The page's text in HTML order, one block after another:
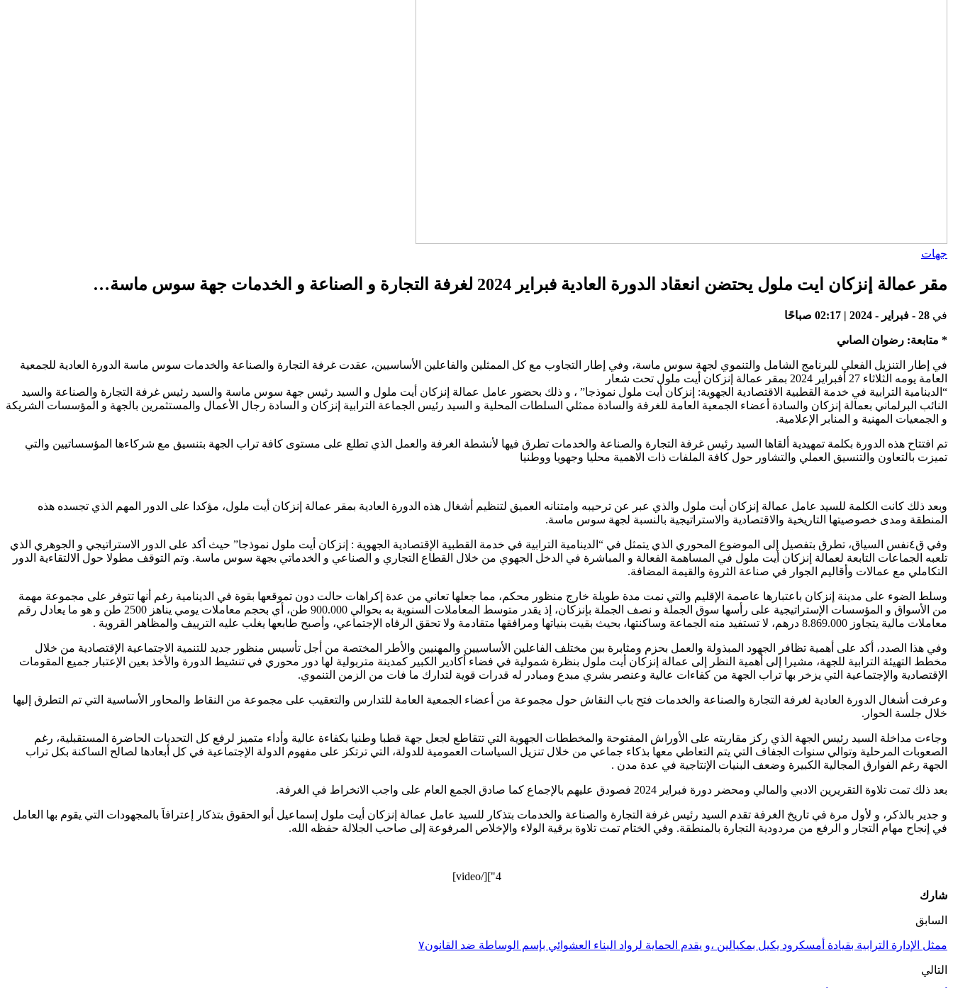
جهات
مقر عمالة إنزكان ايت ملول يحتضن انعقاد الدورة العادية فبراير 2024 لغرفة التجارة و الصناعة و الخدمات جهة سوس ماسة…
في 28 - فبراير - 2024 | 02:17 صباحًا
* متابعة: رضوان الصاىي
في إطار التنزيل الفعلي للبرنامج الشامل والتنموي لجهة سوس ماسة، وفي إطار التجاوب مع كل الممثلين والفاعلين الأساسيين، عقدت غرفة التجارة والصناعة والخدمات سوس ماسة الدورة العادية للجمعية
العامة يومه الثلاثاء 27 أفبراير 2024 بمقر عمالة إنزكان أيت ملول تحت شعار
“الدينامية الترابية في خدمة القطبية الاقتصادية الجهوية: إنزكان أيت ملول نموذجا” ، و ذلك بحضور عامل عمالة إنزكان أيت ملول و السيد رئيس جهة سوس ماسة والسيد رئيس غرفة التجارة والصناعة والسيد
النائب البرلماني بعمالة إنزكان والسادة أعضاء الجمعية العامة للغرفة والسادة ممثلي السلطات المحلية و السيد رئيس الجماعة الترابية إنزكان و السادة رجال الأعمال والمستثمرين بالجهة و المؤسسات الشريكة
و الجمعيات المهنية و المنابر الإعلامية.
تم افتتاح هذه الدورة بكلمة تمهيدية ألقاها السيد رئيس غرفة التجارة والصناعة والخدمات تطرق فيها لأنشطة الغرفة والعمل الذي تطلع على مستوى كافة تراب الجهة بتنسيق مع شركاءها المؤسساتيين والتي
تميزت بالتعاون والتنسيق العملي والتشاور حول كافة الملفات ذات الاهمية محليا وجهويا ووطنيا
وبعد ذلك كانت الكلمة للسيد عامل عمالة إنزكان أيت ملول والذي عبر عن ترحيبه وامتنانه العميق لتنظيم أشغال هذه الدورة العادية بمقر عمالة إنزكان أيت ملول، مؤكدا على الدور المهم الذي تجسده هذه
المنطقة ومدى خصوصيتها التاريخية والاقتصادية والاستراتيجية بالنسبة لجهة سوس ماسة.
وفي ق٤نفس السياق، تطرق بتفصيل إلى الموضوع المحوري الذي يتمثل في “الدينامية الترابية في خدمة القطبية الإقتصادية الجهوية : إنزكان أيت ملول نموذجا” حيث أكد على الدور الاستراتيجي و الجوهري الذي
تلعبه الجماعات التابعة لعمالة إنزكان أيت ملول في المساهمة الفعالة و المباشرة في الدخل الجهوي من خلال القطاع التجاري و الصناعي و الخدماتي بجهة سوس ماسة. وتم التوقف مطولا حول الالتقاءية الدور
التكاملي مع عمالات وأقاليم الجوار في صناعة الثروة والقيمة المضافة.
وسلط الضوء على مدينة إنزكان باعتبارها عاصمة الإقليم والتي نمت مدة طويلة خارج منظور محكم، مما جعلها تعاني من عدة إكراهات حالت دون تموقعها بقوة في الدينامية رغم أنها تتوفر على مجموعة مهمة
من الأسواق و المؤسسات الإستراتيجية على رأسها سوق الجملة و نصف الجملة بإنزكان، إذ يقدر متوسط المعاملات السنوية به بحوالي 900.000 طن، أي بحجم معاملات يومي يناهز 2500 طن و هو ما يعادل رقم
معاملات مالية يتجاوز 8.869.000 درهم، لا تستفيد منه الجماعة وساكنتها، بحيث بقيت بنياتها ومرافقها متقادمة ولا تحقق الرفاه الإجتماعي، وأصبح طابعها يغلب عليه الترييف والمظاهر القروية .
وفي هذا الصدد، أكد على أهمية تظافر الجهود المبذولة والعمل بحزم ومثابرة بين مختلف الفاعلين الأساسيين والمهنيين والأطر المختصة من أجل تأسيس منظور جديد للتنمية الاجتماعية الإقتصادية من خلال
مخطط التهيئة الترابية للجهة، مشيرا إلى أهمية النظر إلى عمالة إنزكان أيت ملول بنظرة شمولية في فضاء أكادير الكبير كمدينة متربولية لها دور محوري في تنشيط الدورة والأخذ بعين الإعتبار جميع المقومات
الإقتصادية والإجتماعية التي يزخر بها تراب الجهة من كفاءات عالية وعنصر بشري مبدع ومبادر له قدرات قوية لتدارك ما فات من الزمن التنموي.
وعرفت أشغال الدورة العادية لغرفة التجارة والصناعة والخدمات فتح باب النقاش حول مجموعة من أعضاء الجمعية العامة للتدارس والتعقيب على مجموعة من النقاط والمحاور الأساسية التي تم التطرق إليها
خلال جلسة الحوار.
وجاءت مداخلة السيد رئيس الجهة الذي ركز مقاربته على الأوراش المفتوحة والمخططات الجهوية التي تتقاطع لجعل جهة قطبا وطنيا بكفاءة عالية وأداء متميز لرفع كل التحديات الحاضرة المستقبلية، رغم
الصعوبات المرحلية وتوالي سنوات الجفاف التي يتم التعاطي معها بذكاء جماعي من خلال تنزيل السياسات العمومية للدولة، التي ترتكز على مفهوم الدولة الإجتماعية في كل أبعادها لصالح الساكنة بكل تراب
الجهة رغم الفوارق المجالية الكبيرة وضعف البنيات الإنتاجية في عدة مدن .
بعد ذلك تمت تلاوة التقريرين الادبي والمالي ومحضر دورة فبراير 2024 فصودق عليهم بالإجماع كما صادق الجمع العام على واجب الانخراط في الغرفة.
و جدير بالذكر، و لأول مرة في تاريخ الغرفة تقدم السيد رئيس غرفة التجارة والصناعة والخدمات بتذكار للسيد عامل عمالة إنزكان أيت ملول إسماعيل أبو الحقوق بتذكار إعترافاََ بالمجهودات التي يقوم بها العامل
في إنجاح مهام التجار و الرفع من مردودية التجارة بالمنطقة. وفي الختام تمت تلاوة برقية الولاء والإخلاص المرفوعة إلى صاحب الجلالة حفظه الله.
4"][/video]
شارك
السابق
ممثل الإدارة الترابية بقيادة أمسكرود يكيل بمكيالين ،و يقدم الحماية لرواد البناء العشوائي بإسم الوساطة ضد القانون٧
التالي